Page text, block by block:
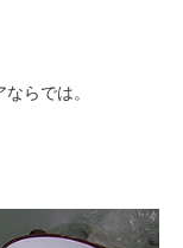
らでは。